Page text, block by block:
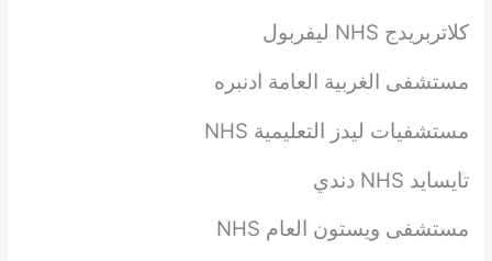
كلاتربريدج NHS ليفربول
مستشفى الغربية العامة ادنبره
مستشفيات ليدز التعليمية NHS
تايسايد NHS دندي
مستشفى ويستون العام NHS